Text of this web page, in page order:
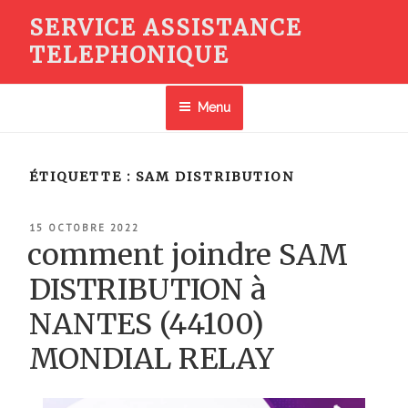
contenu
SERVICE ASSISTANCE
TELEPHONIQUE
Menu
ÉTIQUETTE : SAM DISTRIBUTION
PUBLIÉ
15 OCTOBRE 2022
comment joindre SAM
DISTRIBUTION à
NANTES (44100)
MONDIAL RELAY